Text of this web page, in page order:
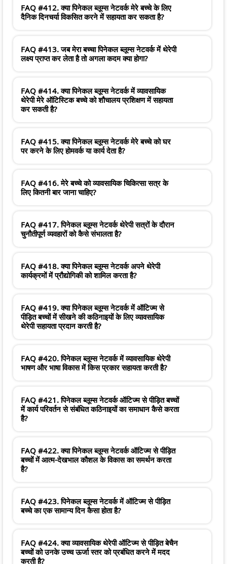
FAQ #412. क्या पिनेकल ब्लूम्स नेटवर्क मेरे बच्चे के लिए
दैनिक दिनचर्या विकसित करने में सहायता कर सकता है?
FAQ #413. जब मेरा बच्चा पिनेकल ब्लूम्स नेटवर्क में थेरेपी
लक्ष्य प्राप्त कर लेता है तो अगला कदम क्या होगा?
FAQ #414. क्या पिनेकल ब्लूम्स नेटवर्क में व्यावसायिक
थेरेपी मेरे ऑटिस्टिक बच्चे को शौचालय प्रशिक्षण में सहायता
कर सकती है?
FAQ #415. क्या पिनेकल ब्लूम्स नेटवर्क मेरे बच्चे को घर
पर करने के लिए होमवर्क या कार्य देता है?
FAQ #416. मेरे बच्चे को व्यावसायिक चिकित्सा सत्र के
लिए कितनी बार जाना चाहिए?
FAQ #417. पिनेकल ब्लूम्स नेटवर्क थेरेपी सत्रों के दौरान
चुनौतीपूर्ण व्यवहारों को कैसे संभालता है?
FAQ #418. क्या पिनेकल ब्लूम्स नेटवर्क अपने थेरेपी
कार्यक्रमों में प्रौद्योगिकी को शामिल करता है?
FAQ #419. क्या पिनेकल ब्लूम्स नेटवर्क में ऑटिज्म से
पीड़ित बच्चों में सीखने की कठिनाइयों के लिए व्यावसायिक
थेरेपी सहायता प्रदान करती है?
FAQ #420. पिनेकल ब्लूम्स नेटवर्क में व्यावसायिक थेरेपी
भाषण और भाषा विकास में किस प्रकार सहायता करती है?
FAQ #421. पिनेकल ब्लूम्स नेटवर्क ऑटिज्म से पीड़ित बच्चों
में कार्य परिवर्तन से संबंधित कठिनाइयों का समाधान कैसे करता
है?
FAQ #422. क्या पिनेकल ब्लूम्स नेटवर्क ऑटिज्म से पीड़ित
बच्चों में आत्म-देखभाल कौशल के विकास का समर्थन करता
है?
FAQ #423. पिनेकल ब्लूम्स नेटवर्क में ऑटिज्म से पीड़ित
बच्चे का एक सामान्य दिन कैसा होता है?
FAQ #424. क्या व्यावसायिक थेरेपी ऑटिज्म से पीड़ित बेचैन
बच्चों को उनके उच्च ऊर्जा स्तर को प्रबंधित करने में मदद
करती है?